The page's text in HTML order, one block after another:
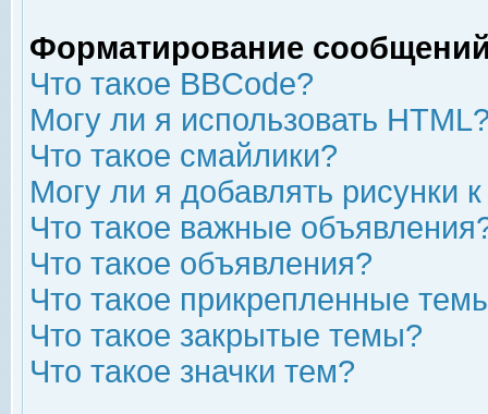
Форматирование
Что такое BBCode?
Могу ли я использовать
Что такое смайлики?
Могу ли я добавлять рисунки
Что такое важные
Что такое объявления?
Что такое прикрепленные
Что такое закрытые темы?
Что такое значки тем?